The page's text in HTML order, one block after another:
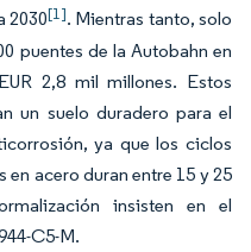
2030[1]. Mientras tanto, solo
puentes de la Autobahn en
2,8 mil millones. Estos
un suelo duradero para el
ya que los ciclos
acero duran entre 15 y 25
insisten en el
C5-M.